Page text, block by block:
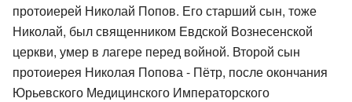
протоиерей Николай Попов. Его старший сын, тоже
Николай, был священником Евдской Вознесенской
церкви, умер в лагере перед войной. Второй сын
протоиерея Николая Попова - Пётр, после окончания
Юрьевского Медицинского Императорского